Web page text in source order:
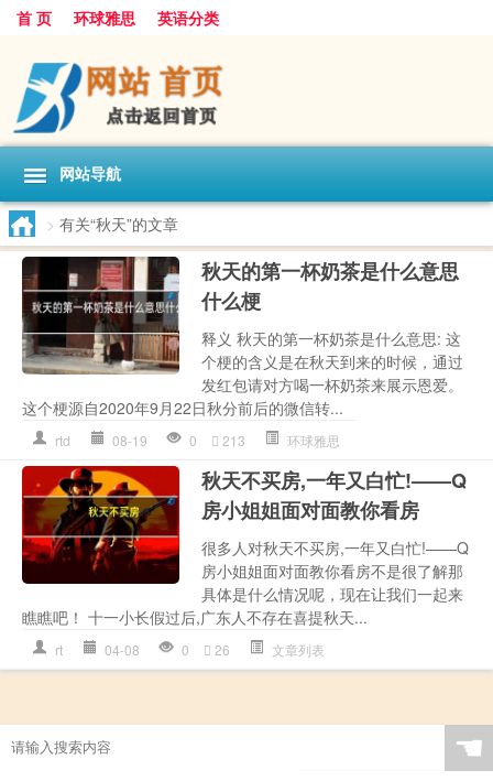
首 页 环球雅思 英语分类
网站导航
> 有关“秋天”的文章
秋天的第一杯奶茶是什么意思
什么梗
释义 秋天的第一杯奶茶是什么意思: 这
个梗的含义是在秋天到来的时候，通过
发红包请对方喝一杯奶茶来展示恩爱。
这个梗源自2020年9月22日秋分前后的微信转...
rtd 08-19 0 213 环球雅思
秋天不买房,一年又白忙!——Q
房小姐姐面对面教你看房
很多人对秋天不买房,一年又白忙!——Q
房小姐姐面对面教你看房不是很了解那
具体是什么情况呢，现在让我们一起来
瞧瞧吧！ 十一小长假过后,广东人不存在喜提秋天...
rt 04-08 0 26 文章列表
☚